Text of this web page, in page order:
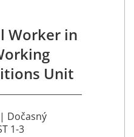
Worker in
Unit
| Dočasný
1-3